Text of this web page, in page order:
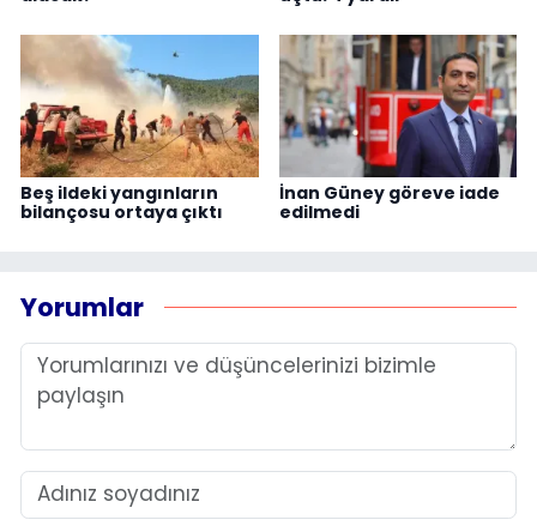
Beş ildeki yangınların
bilançosu ortaya çıktı
İnan Güney göreve iade
edilmedi
Yorumlar